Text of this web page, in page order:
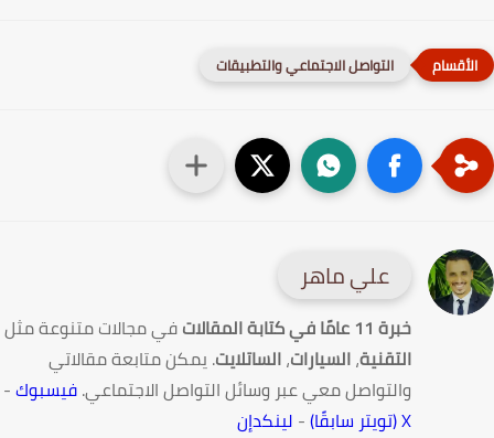
التواصل الاجتماعي والتطبيقات
علي ماهر
خبرة 11 عامًا في كتابة المقالات
في مجالات متنوعة مثل
التقنية،السيارات،الساتلايت. يمكن متابعة مقالاتي
والتواصل معي عبر وسائل التواصل الاجتماعي.فيسبوك-
-لينكدإن